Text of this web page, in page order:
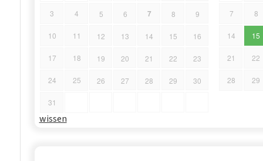
3 4 5 6 7 8 9
10 11 12 13 14 15 16
17 18 19 20 21 22 23
24 25 26 27 28 29 30
31
7 8
14 15
21 22
28 29
wissen